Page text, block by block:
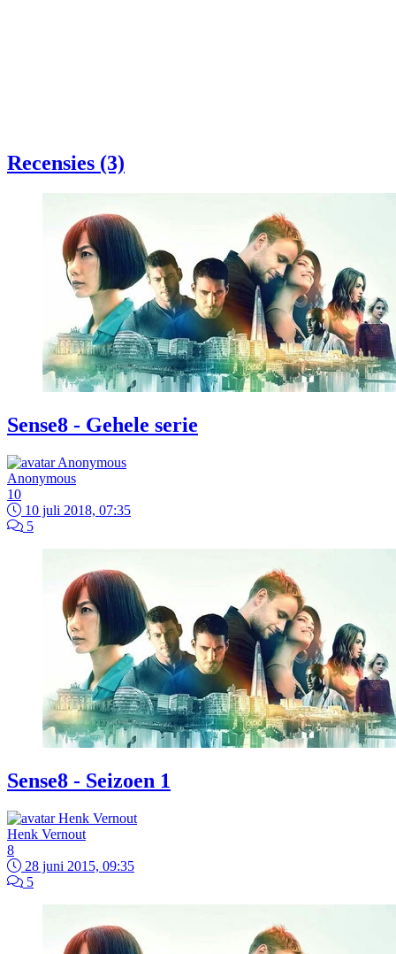
Recensies (3)
Sense8 - Gehele serie
Anonymous
10
10 juli 2018, 07:35
5
Sense8 - Seizoen 1
Henk Vernout
8
28 juni 2015, 09:35
5